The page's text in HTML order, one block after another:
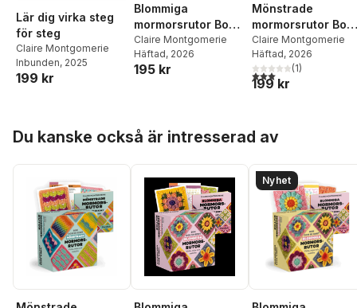
Lär dig virka steg
för steg
Claire Montgomerie
Inbunden, 2025
199 kr
Blommiga
mormorsrutor Bok
och 50 kort: Virka,
mixa och matcha
Claire Montgomerie
Häftad, 2026
195 kr
Mönstrade
mormorsrutor Bok
och 50 kort: Virka,
mixa och matcha
Claire Montgomerie
Häftad, 2026
3,0utav 5 stjärnor.
(1)
199 kr
Du kanske också är intresserad av
Nyhet